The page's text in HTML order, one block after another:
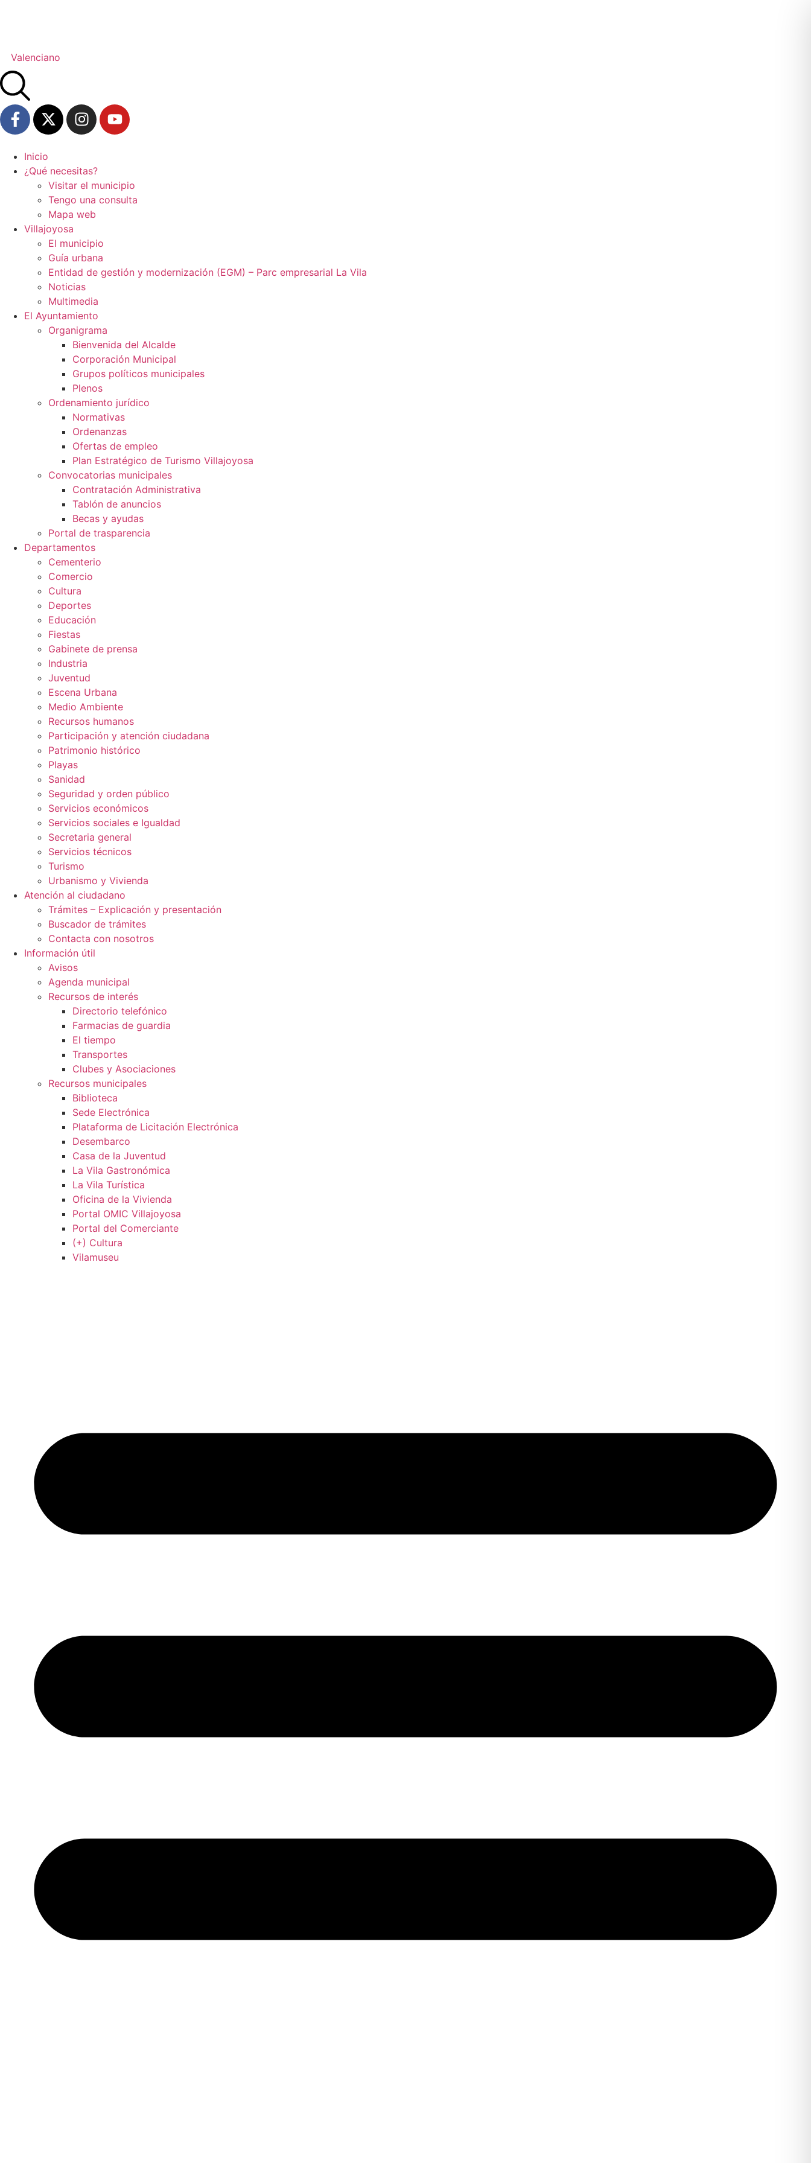
Valenciano
Inicio
¿Qué necesitas?
Visitar el municipio
Tengo una consulta
Mapa web
Villajoyosa
El municipio
Guía urbana
Entidad de gestión y modernización (EGM) – Parc empresarial La Vila
Noticias
Multimedia
El Ayuntamiento
Organigrama
Bienvenida del Alcalde
Corporación Municipal
Grupos políticos municipales
Plenos
Ordenamiento jurídico
Normativas
Ordenanzas
Ofertas de empleo
Plan Estratégico de Turismo Villajoyosa
Convocatorias municipales
Contratación Administrativa
Tablón de anuncios
Becas y ayudas
Portal de trasparencia
Departamentos
Cementerio
Comercio
Cultura
Deportes
Educación
Fiestas
Gabinete de prensa
Industria
Juventud
Escena Urbana
Medio Ambiente
Recursos humanos
Participación y atención ciudadana
Patrimonio histórico
Playas
Sanidad
Seguridad y orden público
Servicios económicos
Servicios sociales e Igualdad
Secretaria general
Servicios técnicos
Turismo
Urbanismo y Vivienda
Atención al ciudadano
Trámites – Explicación y presentación
Buscador de trámites
Contacta con nosotros
Información útil
Avisos
Agenda municipal
Recursos de interés
Directorio telefónico
Farmacias de guardia
El tiempo
Transportes
Clubes y Asociaciones
Recursos municipales
Biblioteca
Sede Electrónica
Plataforma de Licitación Electrónica
Desembarco
Casa de la Juventud
La Vila Gastronómica
La Vila Turística
Oficina de la Vivienda
Portal OMIC Villajoyosa
Portal del Comerciante
(+) Cultura
Vilamuseu